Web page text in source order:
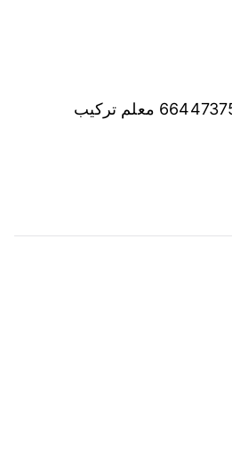
فني سيراميك الكويت 66447375 معلم تركيب